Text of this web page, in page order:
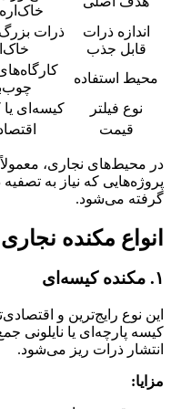
اندازه ذرات
قابل جذب
ذرات
محیط استفاده
نوع فیلتر
کیسه‌ای یا
قیمت
در محیط‌های نجاری،
پروژه‌هایی که نیاز به تصفیه
گرفته می‌شود.
انواع مکنده نجاری
۱. مکنده کیسه‌ای
این نوع رایج‌ترین و
کیسه پارچه‌ای یا نایلونی
انتشار ذرات ریز می‌شود.
مزایا: